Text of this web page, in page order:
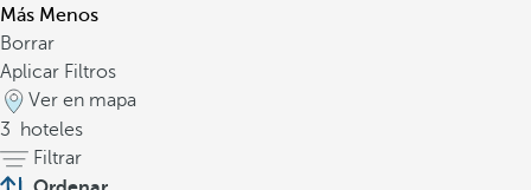
Más Menos
Borrar
Aplicar Filtros
Ver en mapa
3
hoteles
Filtrar